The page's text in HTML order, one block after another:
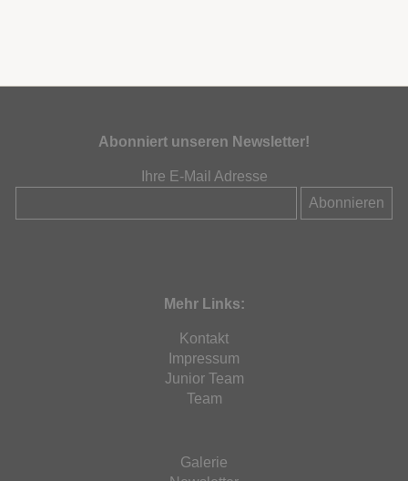
Abonniert unseren Newsletter!
Ihre E-Mail Adresse
Mehr Links:
Kontakt
Impressum
Junior Team
Team
Galerie